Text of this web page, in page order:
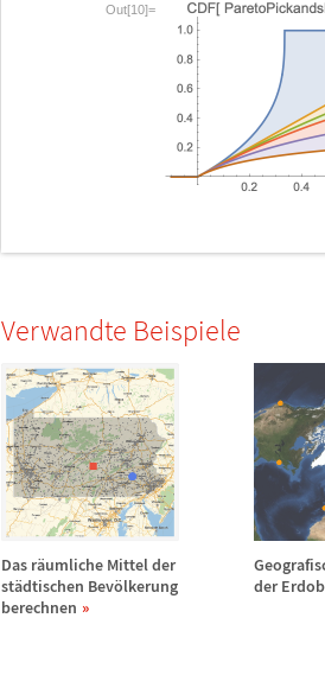
Out[10]=
Verwandte Beispiele
Das räumliche Mittel der
städtischen Bevölkerung
berechnen
der